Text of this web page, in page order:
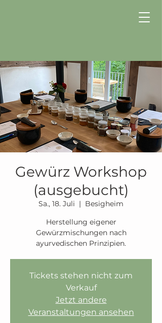
Gewürz Workshop
(ausgebucht)
Sa., 18. Juli
  |
Besigheim
Herstellung eigener
Gewürzmischungen nach
ayurvedischen Prinzipien.
Tickets stehen nicht zum
Verkauf
Jetzt andere
Veranstaltungen ansehen